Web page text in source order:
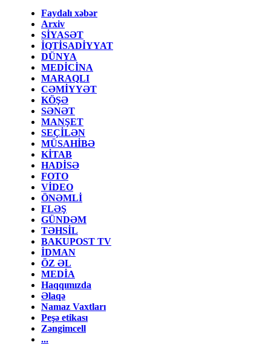
Faydalı xəbər
Arxiv
SİYASƏT
İQTİSADİYYAT
DÜNYA
MEDİCİNA
MARAQLI
CƏMİYYƏT
KÖŞƏ
SƏNƏT
MANŞET
SEÇİLƏN
MÜSAHİBƏ
KİTAB
HADİSƏ
FOTO
VİDEO
ÖNƏMLİ
FLƏŞ
GÜNDƏM
TƏHSİL
BAKUPOST TV
İDMAN
ÖZ ƏL
MEDİA
Haqqımızda
Əlaqə
Namaz Vaxtları
Peşə etikası
Zəngimcell
...